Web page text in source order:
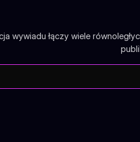
wywiadu łączy wiele